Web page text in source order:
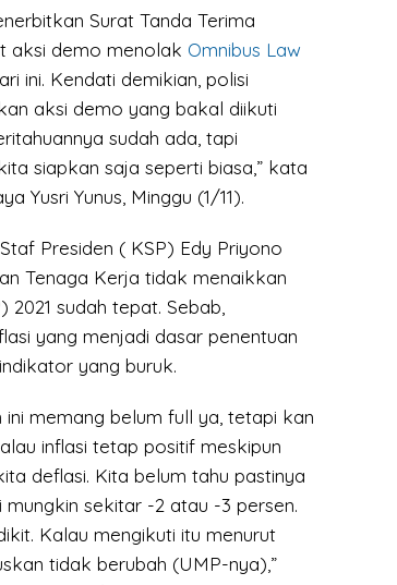
Surat Tanda Terima
aksi demo menolak Omnibus Law
ini. Kendati demikian, polisi
aksi demo yang bakal diikuti
sudah ada, tapi
siapkan saja seperti biasa,” kata
Yusri Yunus, Minggu (1/11).
Presiden ( KSP) Edy Priyono
Tenaga Kerja tidak menaikkan
sudah tepat. Sebab,
yang menjadi dasar penentuan
yang buruk.
ini memang belum full ya, tetapi kan
inflasi tetap positif meskipun
deflasi. Kita belum tahu pastinya
sekitar -2 atau -3 persen.
Kalau mengikuti itu menurut
tidak berubah (UMP-nya),”